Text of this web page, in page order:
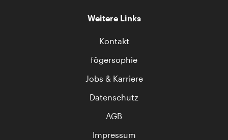
Weitere Links
Kontakt
fögersophie
Jobs & Karriere
Datenschutz
AGB
Impressum